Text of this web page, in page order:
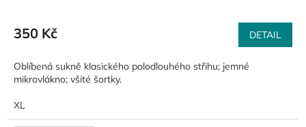
350 Kč DETAIL
Oblíbená sukně klasického polodlouhého střihu; jemné
mikrovlákno; všité šortky.
XL